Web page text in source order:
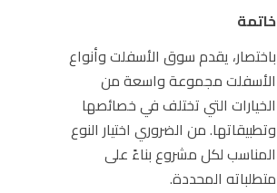
خاتمة
باختصار، يقدم سوق الأسفلت وأنواع
الأسفلت مجموعة واسعة من
الخيارات التي تختلف في خصائصها
وتطبيقاتها. من الضروري اختيار النوع
المناسب لكل مشروع بناءً على
متطلباته المحددة.